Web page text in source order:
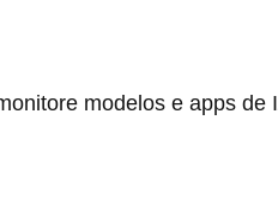
modelos e apps de